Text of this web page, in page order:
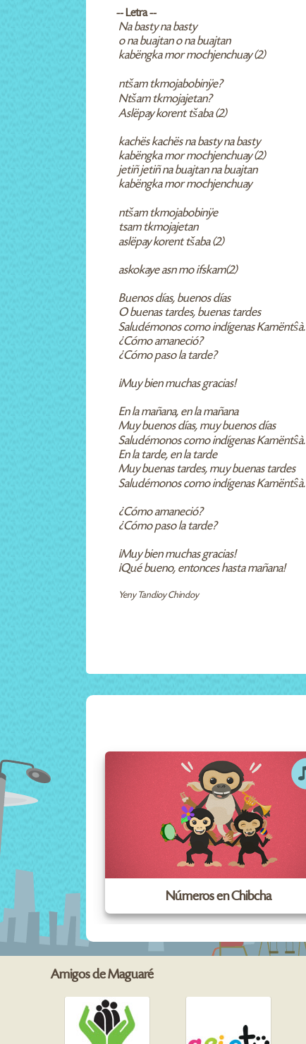
-- Letra --
Na basty na basty
o na buajtan o na buajtan
kabëngka mor mochjenchuay (2)
ntšam tkmojabobinÿe?
Ntšam tkmojajetan?
Aslëpay korent tšaba (2)
kachës kachës na basty na basty
kabëngka mor mochjenchuay (2)
jetiñ jetiñ na buajtan na buajtan
kabëngka mor mochjenchuay
ntšam tkmojabobinÿe
tsam tkmojajetan
aslëpay korent tšaba (2)
askokaye asn mo ifskam(2)
Buenos días, buenos días
O buenas tardes, buenas tardes
Saludémonos como indígenas Kamëntŝà.
¿Cómo amaneció?
¿Cómo paso la tarde?
¡Muy bien muchas gracias!
En la mañana, en la mañana
Muy buenos días, muy buenos días
Saludémonos como indígenas Kamëntŝà.
En la tarde, en la tarde
Muy buenas tardes, muy buenas tardes
Saludémonos como indígenas Kamëntŝà.
¿Cómo amaneció?
¿Cómo paso la tarde?
¡Muy bien muchas gracias!
¡Qué bueno, entonces hasta mañana!
Yeny Tandioy Chindoy
Números en Chibcha
Amigos de Maguaré